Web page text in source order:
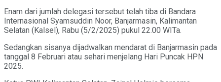
Enam dari jumlah delegasi tersebut telah tiba di Bandara
Internasional Syamsuddin Noor, Banjarmasin, Kalimantan
Selatan (Kalsel), Rabu (5/2/2025) pukul 22.00 WITa.
Sedangkan sisanya dijadwalkan mendarat di Banjarmasin pada
tanggal 8 Februari atau sehari menjelang Hari Puncak HPN
2025.